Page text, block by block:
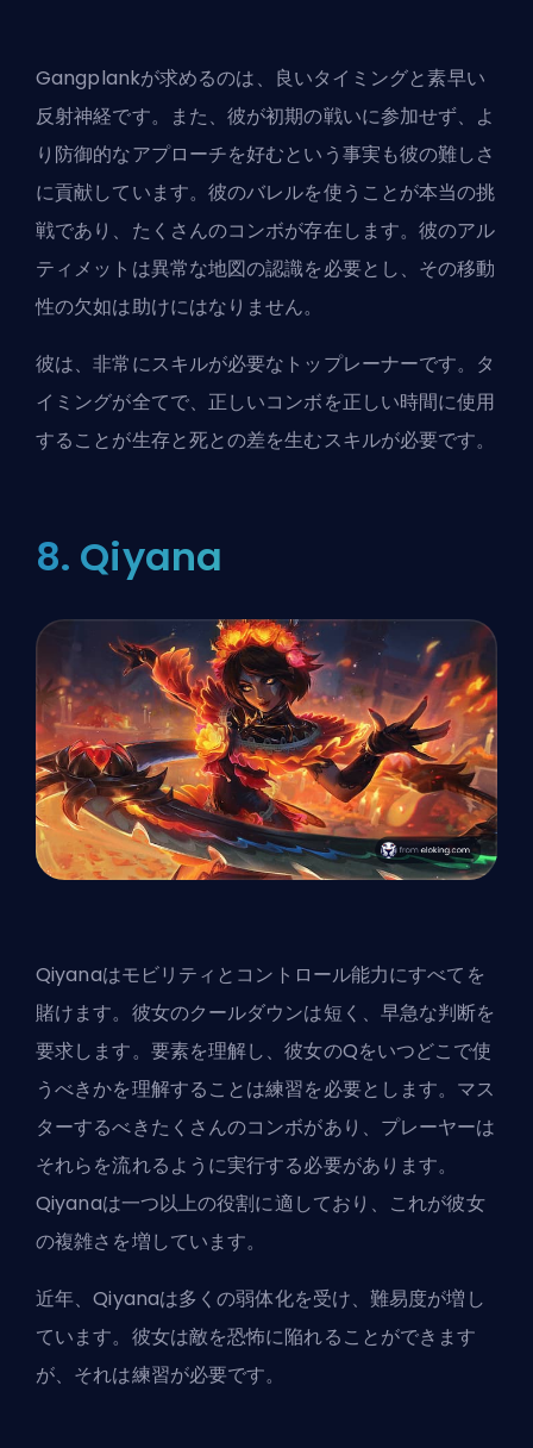
Gangplankが求めるのは、良いタイミングと素早い
反射神経です。また、彼が初期の戦いに参加せず、よ
り防御的なアプローチを好むという事実も彼の難しさ
に貢献しています。彼のバレルを使うことが本当の挑
戦であり、たくさんのコンボが存在します。彼のアル
ティメットは異常な地図の認識を必要とし、その移動
性の欠如は助けにはなりません。
彼は、非常にスキルが必要なトップレーナーです。タ
イミングが全てで、正しいコンボを正しい時間に使用
することが生存と死との差を生むスキルが必要です。
8. Qiyana
Qiyanaはモビリティとコントロール能力にすべてを
賭けます。彼女のクールダウンは短く、早急な判断を
要求します。要素を理解し、彼女のQをいつどこで使
うべきかを理解することは練習を必要とします。マス
ターするべきたくさんのコンボがあり、プレーヤーは
それらを流れるように実行する必要があります。
Qiyanaは一つ以上の役割に適しており、これが彼女
の複雑さを増しています。
近年、Qiyanaは多くの弱体化を受け、難易度が増し
ています。彼女は敵を恐怖に陥れることができます
が、それは練習が必要です。